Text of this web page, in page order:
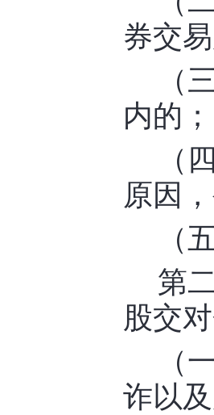
券交
（
内的；
（
原因
（
第
股交
（
诈以